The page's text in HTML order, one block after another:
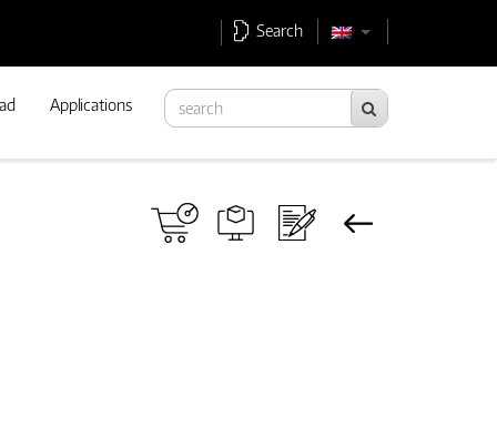
Search
Applications